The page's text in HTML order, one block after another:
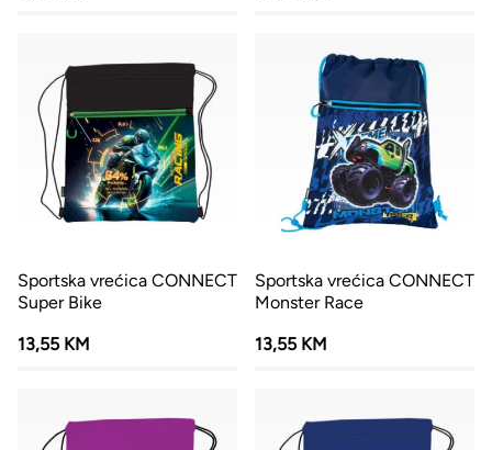
Sportska vrećica CONNECT
Super Bike
13,55 KM
Sportska vrećica CONNECT
Monster Race
13,55 KM